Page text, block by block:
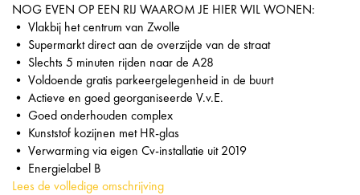
NOG EVEN OP EEN RIJ WAAROM JE HIER WIL WONEN:
• Vlakbij het centrum van Zwolle
• Supermarkt direct aan de overzijde van de straat
• Slechts 5 minuten rijden naar de A28
• Voldoende gratis parkeergelegenheid in de buurt
• Actieve en goed georganiseerde V.v.E.
• Goed onderhouden complex
• Kunststof kozijnen met HR-glas
• Verwarming via eigen Cv-installatie uit 2019
• Energielabel B
Lees de volledige omschrijving